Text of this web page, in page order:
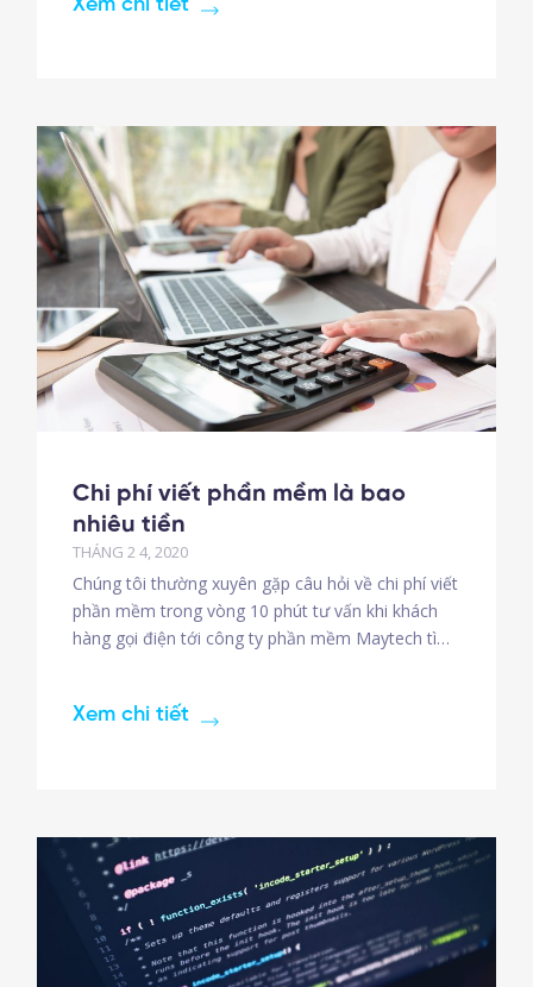
giá sơ bộ. Thảo luận, báo
Xem chi tiết
Chi phí viết phần mềm là bao
nhiêu tiền
THÁNG 2 4, 2020
Chúng tôi thường xuyên gặp câu hỏi về chi phí viết
phần mềm trong vòng 10 phút tư vấn khi khách
hàng gọi điện tới công ty phần mềm Maytech tìm
mội đại lý
Xem chi tiết